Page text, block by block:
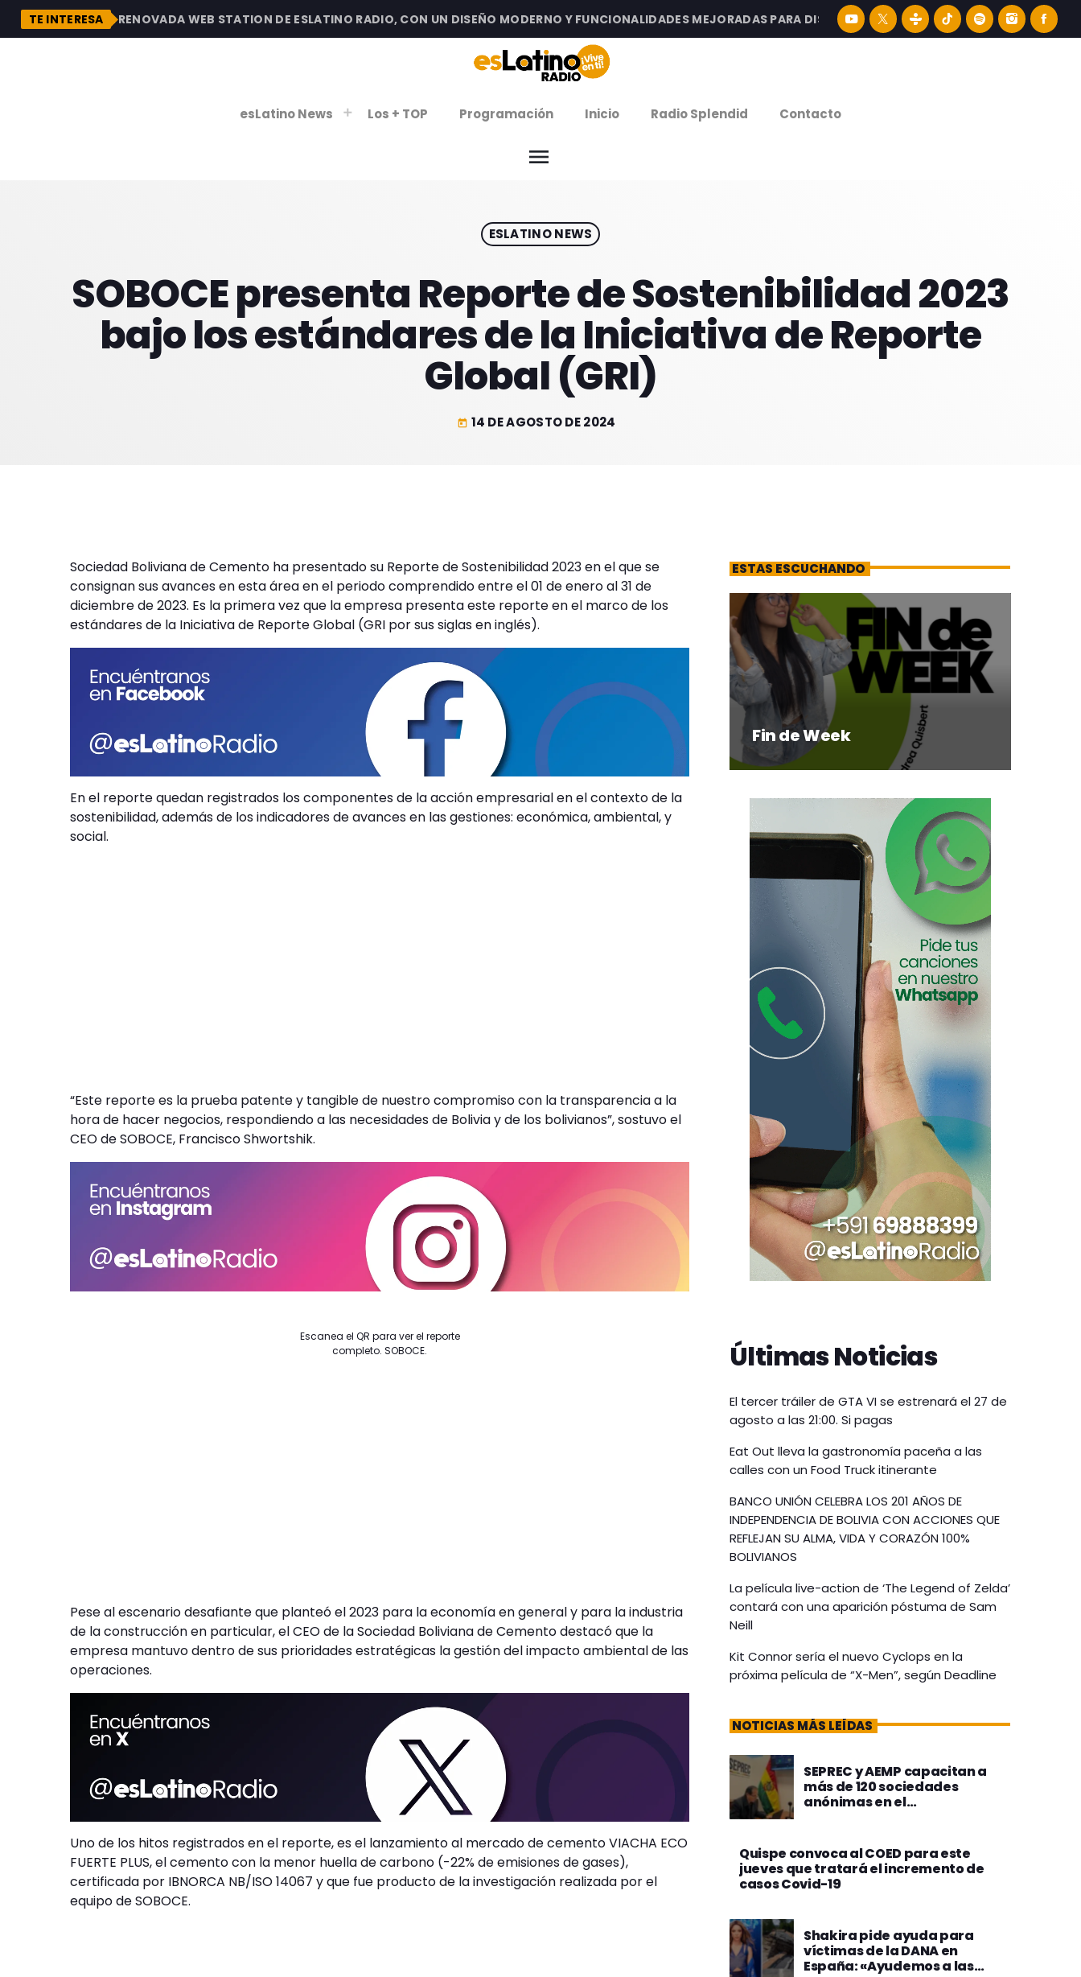
TE INTERESA
DESCUBRE LA RENOVADA WEB STATION DE ESLATINO RADIO, CON UN DISEÑO MODERNO Y FUNCIONALIDADES MEJORADAS PARA DISFRUTAR LA MEJOR MÚSICA LATINA Y
esLatino News Los + TOP Programación Inicio Radio Splendid Contacto
menu
VIERNES DE ESTRENOS ESLATINO NEWS
SOBOCE presenta Reporte de Sostenibilidad 2023
bajo los estándares de la Iniciativa de Reporte
Global (GRI)
today 14 DE AGOSTO DE 2024
Sociedad Boliviana de Cemento ha presentado su Reporte de Sostenibilidad 2023 en el que se
consignan sus avances en esta área en el periodo comprendido entre el 01 de enero al 31 de
diciembre de 2023. Es la primera vez que la empresa presenta este reporte en el marco de los
estándares de la Iniciativa de Reporte Global (GRI por sus siglas en inglés).
En el reporte quedan registrados los componentes de la acción empresarial en el contexto de la
sostenibilidad, además de los indicadores de avances en las gestiones: económica, ambiental, y
social.
“Este reporte es la prueba patente y tangible de nuestro compromiso con la transparencia a la
hora de hacer negocios, respondiendo a las necesidades de Bolivia y de los bolivianos”, sostuvo el
CEO de SOBOCE, Francisco Shwortshik.
Escanea el QR para ver el reporte
completo. SOBOCE.
Pese al escenario desafiante que planteó el 2023 para la economía en general y para la industria
de la construcción en particular, el CEO de la Sociedad Boliviana de Cemento destacó que la
empresa mantuvo dentro de sus prioridades estratégicas la gestión del impacto ambiental de las
operaciones.
Uno de los hitos registrados en el reporte, es el lanzamiento al mercado de cemento VIACHA ECO
FUERTE PLUS, el cemento con la menor huella de carbono (-22% de emisiones de gases),
certificada por IBNORCA NB/ISO 14067 y que fue producto de la investigación realizada por el
equipo de SOBOCE.
ESTAS ESCUCHANDO
Fin de Week
Últimas Noticias
El tercer tráiler de GTA VI se estrenará el 27 de
agosto a las 21:00. Si pagas
Eat Out lleva la gastronomía paceña a las
calles con un Food Truck itinerante
BANCO UNIÓN CELEBRA LOS 201 AÑOS DE
INDEPENDENCIA DE BOLIVIA CON ACCIONES QUE
REFLEJAN SU ALMA, VIDA Y CORAZÓN 100%
BOLIVIANOS
La película live-action de ‘The Legend of Zelda’
contará con una aparición póstuma de Sam
Neill
Kit Connor sería el nuevo Cyclops en la
próxima película de “X-Men”, según Deadline
NOTICIAS MÁS LEÍDAS
SEPREC y AEMP capacitan a
más de 120 sociedades
anónimas en el
Quispe convoca al COED para este
jueves que tratará el incremento de
casos Covid-19
Shakira pide ayuda para
víctimas de la DANA en
España: «Ayudemos a las